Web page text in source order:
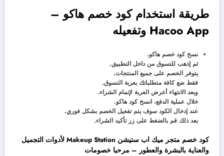
طريقة استخدام كود خصم هاكو –
Hacoo App وتفعيله
نسخ كود خصم هاكو.
ثم إذهب للتسوق من داخل التطبيق.
يتوفر الخصم على جميع المنتجات.
فقط ضع كافة متطلباتك بعربة التسوق.
وبعد الانتهاء أعرض العربة لإتمام الشراء.
خلال عملية الدفع، انسخ كود هاكو.
عند إدخال الكود سوف يتم تفعيل الخصم بشكل فوري.
بعد ذلك قم بالضغط على زر تأكيد الشراء.
كود خصم متجر ميك اب ستيشن Makeup Station لأدوات التجميل
والعناية بالبشرة والعطور – مرحبا خصومات